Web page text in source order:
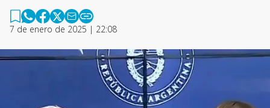
7 de enero de 2025 | 22:08